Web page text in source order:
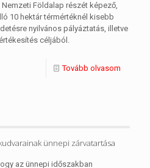
Földalap részét képező,
10 hektár térmértéknél kisebb
nyilvános pályáztatás, illetve
céljából.
Tovább olvasom
ünnepi zárvatartása
az ünnepi időszakban